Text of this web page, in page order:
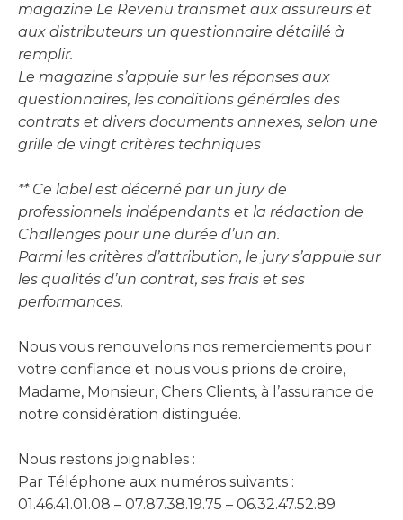
magazine Le Revenu transmet aux assureurs et
aux distributeurs un questionnaire détaillé à
remplir.
Le magazine s’appuie sur les réponses aux
questionnaires, les conditions générales des
contrats et divers documents annexes, selon une
grille de vingt critères techniques
** Ce label est décerné par un jury de
professionnels indépendants et la rédaction de
Challenges pour une durée d’un an.
Parmi les critères d’attribution, le jury s’appuie sur
les qualités d’un contrat, ses frais et ses
performances.
Nous vous renouvelons nos remerciements pour
votre confiance et nous vous prions de croire,
Madame, Monsieur, Chers Clients, à l’assurance de
notre considération distinguée.
Nous restons joignables :
Par Téléphone aux numéros suivants :
01.46.41.01.08 – 07.87.38.19.75 – 06.32.47.52.89